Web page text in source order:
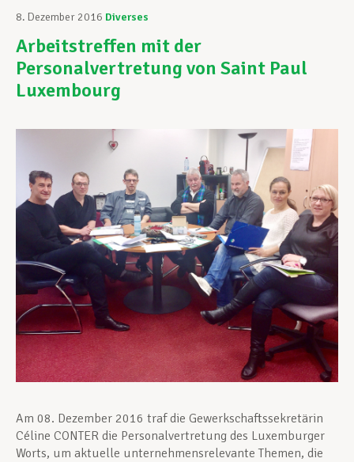
Ihre Rechte
Berufliche Weiterentwicklung
Mitglied werden
Aktuell
8. Dezember 2016 Diverses
Arbeitstreffen mit der
Personalvertretung von Saint Paul
Luxembourg
Am 08. Dezember 2016 traf die Gewerkschaftssekretärin
Céline CONTER die Personalvertretung des Luxemburger
Worts, um aktuelle unternehmensrelevante Themen, die